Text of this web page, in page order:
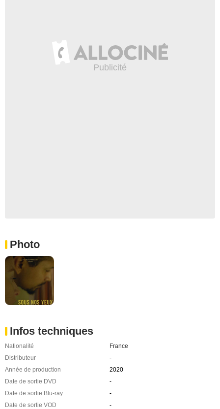
Photo
Infos techniques
Nationalité
France
Distributeur
-
Année de production
2020
Date de sortie DVD
-
Date de sortie Blu-ray
-
Date de sortie VOD
-